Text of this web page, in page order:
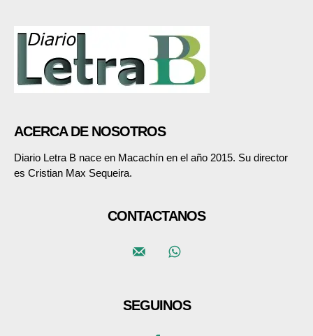
ACERCA DE NOSOTROS
Diario Letra B nace en Macachín en el año 2015. Su director
es Cristian Max Sequeira.
CONTACTANOS
SEGUINOS